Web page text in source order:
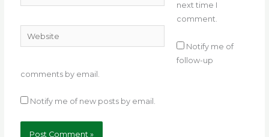
Website
next time I
comment.
Notify me of
follow-up
comments by email.
Notify me of new posts by email.